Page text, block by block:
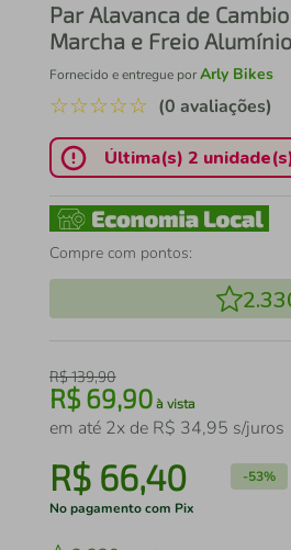
Par Alavanca de
Marcha e Freio
Fornecido e entregue porArly Bikes
☆☆☆☆☆ (0 avaliações)
Última(s) 2
Compre com pontos:
R$139,90
R$69,90 à vista
em até 2x de R$ 34,95 s/juros
R$ 66,40 -53%
No pagamento com Pix